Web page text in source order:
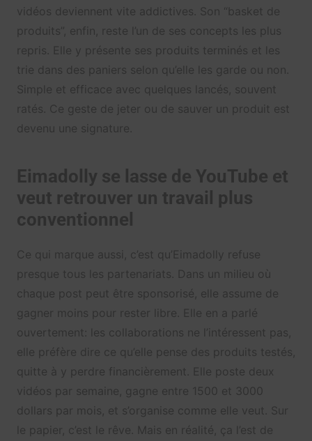
vidéos deviennent vite addictives. Son “basket de
produits”, enfin, reste l’un de ses concepts les plus
repris. Elle y présente ses produits terminés et les
trie dans des paniers selon qu’elle les garde ou non.
Simple et efficace avec quelques lancés, souvent
ratés. Ce geste de jeter ou de sauver un produit est
devenu une signature.
Eimadolly se lasse de YouTube et
veut retrouver un travail plus
conventionnel
Ce qui marque aussi, c’est qu’Eimadolly refuse
presque tous les partenariats. Dans un milieu où
chaque post peut être sponsorisé, elle assume de
gagner moins pour rester libre. Elle en a parlé
ouvertement: les collaborations ne l’intéressent pas,
elle préfère dire ce qu’elle pense des produits testés,
quitte à y perdre financièrement. Elle poste deux
vidéos par semaine, gagne entre 1500 et 3000
dollars par mois, et s’organise comme elle veut. Sur
le papier, c’est le rêve. Mais en réalité, ça l’est de